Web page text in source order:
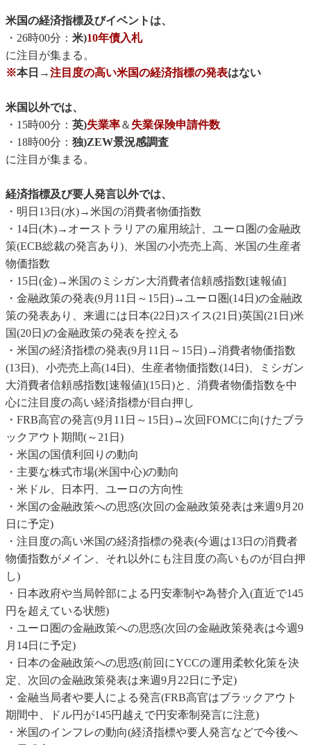
米国の経済指標及びイベントは、
・26時00分： 米)10年債入札
に注目が集まる。
※本日→注目度の高い米国の経済指標の発表はない
米国以外では、
・15時00分： 英)失業率＆ 失業保険申請件数
・18時00分： 独)ZEW景況感調査
に注目が集まる。
経済指標及び要人発言以外では、
・明日13日(水)→米国の消費者物価指数
・14日(木)→オーストラリアの雇用統計、ユーロ圏の金融政
策(ECB総裁の発言あり)、米国の小売売上高、米国の生産者
物価指数
・15日(金)→米国のミシガン大消費者信頼感指数[速報値]
・金融政策の発表(9月11日～15日)→ユーロ圏(14日)の金融政
策の発表あり、来週には日本(22日)スイス(21日)英国(21日)米
国(20日)の金融政策の発表を控える
・米国の経済指標の発表(9月11日～15日)→消費者物価指数
(13日)、小売売上高(14日)、生産者物価指数(14日)、ミシガン
大消費者信頼感指数[速報値](15日)と、消費者物価指数を中
心に注目度の高い経済指標が目白押し
・FRB高官の発言(9月11日～15日)→次回FOMCに向けたブラ
ックアウト期間(～21日)
・米国の国債利回りの動向
・主要な株式市場(米国中心)の動向
・米ドル、日本円、ユーロの方向性
・米国の金融政策への思惑(次回の金融政策発表は来週9月20
日に予定)
・注目度の高い米国の経済指標の発表(今週は13日の消費者
物価指数がメイン、それ以外にも注目度の高いものが目白押
し)
・日本政府や当局幹部による円安牽制や為替介入(直近で145
円を超えている状態)
・ユーロ圏の金融政策への思惑(次回の金融政策発表は今週9
月14日に予定)
・日本の金融政策への思惑(前回にYCCの運用柔軟化策を決
定、次回の金融政策発表は来週9月22日に予定)
・金融当局者や要人による発言(FRB高官はブラックアウト
期間中、ドル円が145円越えで円安牽制発言に注意)
・米国のインフレの動向(経済指標や要人発言などで今後へ